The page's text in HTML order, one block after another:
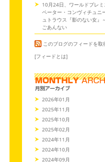
10月24日、ワールドプレ
ペーター・コンヴィチュニ
ュトラウス『影のない女』
ごあんない
このブログのフィードを取
[フィードとは]
2026年01月
2025年11月
2025年10月
2025年02月
2024年11月
2024年10月
2024年09月